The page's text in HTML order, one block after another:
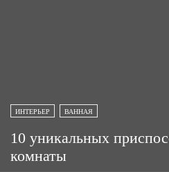
ИНТЕРЬЕР ВАННАЯ
10 уникальных
комнаты